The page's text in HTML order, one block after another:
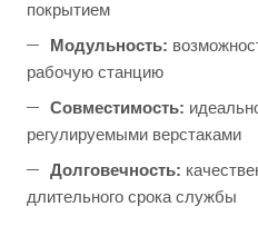
покрытием
Модульность:
рабочую станцию
Совместимость:
регулируемыми верстаками
Долговечность:
длительного срока службы